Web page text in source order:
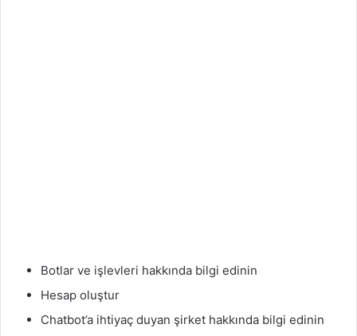
Botlar ve işlevleri hakkında bilgi edinin
Hesap oluştur
Chatbot’a ihtiyaç duyan şirket hakkında bilgi edinin